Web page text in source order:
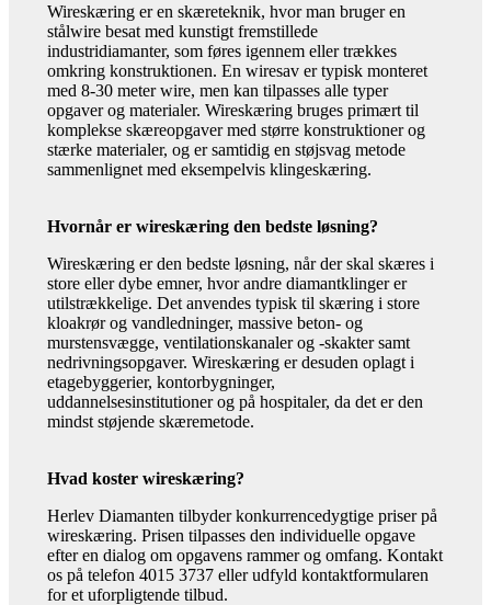
Wireskæring er en skæreteknik, hvor man bruger en
stålwire besat med kunstigt fremstillede
industridiamanter, som føres igennem eller trækkes
omkring konstruktionen. En wiresav er typisk monteret
med 8-30 meter wire, men kan tilpasses alle typer
opgaver og materialer. Wireskæring bruges primært til
komplekse skæreopgaver med større konstruktioner og
stærke materialer, og er samtidig en støjsvag metode
sammenlignet med eksempelvis klingeskæring.
Hvornår er wireskæring den bedste løsning?
Wireskæring er den bedste løsning, når der skal skæres i
store eller dybe emner, hvor andre diamantklinger er
utilstrækkelige. Det anvendes typisk til skæring i store
kloakrør og vandledninger, massive beton- og
murstensvægge, ventilationskanaler og -skakter samt
nedrivningsopgaver. Wireskæring er desuden oplagt i
etagebyggerier, kontorbygninger,
uddannelsesinstitutioner og på hospitaler, da det er den
mindst støjende skæremetode.
Hvad koster wireskæring?
Herlev Diamanten tilbyder konkurrencedygtige priser på
wireskæring. Prisen tilpasses den individuelle opgave
efter en dialog om opgavens rammer og omfang. Kontakt
os på telefon 4015 3737 eller udfyld kontaktformularen
for et uforpligtende tilbud.